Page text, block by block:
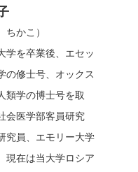
かこ）
学を卒業後、エセッ
の修士号、オックス
類学の博士号を取
会医学部客員研究
究員、エモリー大学
現在は当大学ロシア